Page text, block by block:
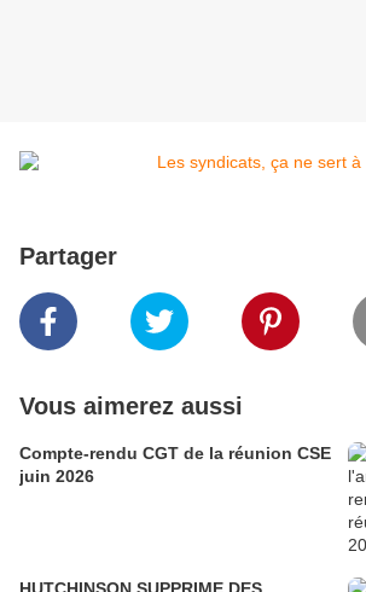
Partager
Vous aimerez aussi
Compte-rendu CGT de la réunion CSE
juin 2026